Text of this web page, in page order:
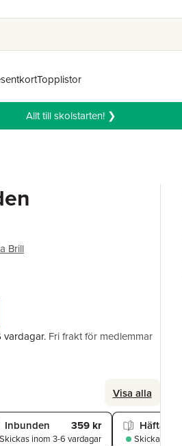
Topplistor
Allt till skolstarten! ❯
Brill
vardagar. Fri frakt för medlemmar
Visa alla
Inbunden 359 kr
Skickas inom 3-6 vardagar
Häftad
Skickas